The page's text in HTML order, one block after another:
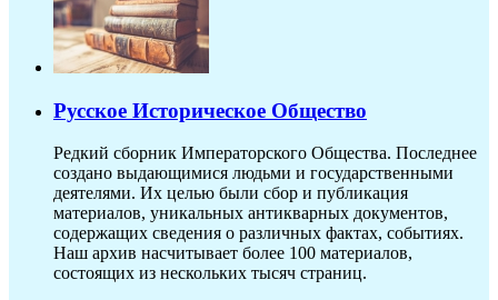
Русское Историческое Общество
Редкий сборник Императорского Общества. Последнее
создано выдающимися людьми и государственными
деятелями. Их целью были сбор и публикация
материалов, уникальных антикварных документов,
содержащих сведения о различных фактах, событиях.
Наш архив насчитывает более 100 материалов,
состоящих из нескольких тысяч страниц.